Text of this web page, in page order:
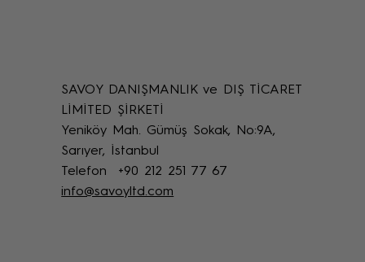
Tarihi Eser Koruma Yöntemleri: Tarihi Eser
Koruma Tekniklerine Genel Bakış
SAVOY DANIŞMANLIK ve DIŞ TİCARET
LİMİTED ŞİRKETİ
Yeniköy Mah. Gümüş Sokak, No:9A,
Sarıyer, İstanbul
Telefon +90 212 251 77 67
info@savoyltd.com